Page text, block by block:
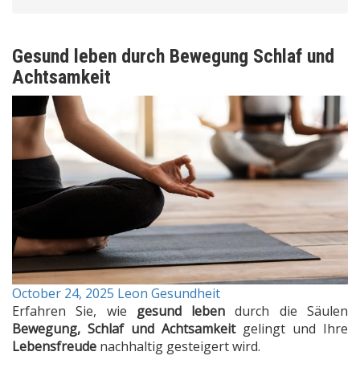
Gesund leben durch Bewegung Schlaf und
Achtsamkeit
October 24, 2025 Leon Gesundheit
Erfahren Sie, wie gesund leben durch die Säulen
Bewegung, Schlaf und Achtsamkeitgelingt und Ihre
Lebensfreude nachhaltig gesteigert wird.